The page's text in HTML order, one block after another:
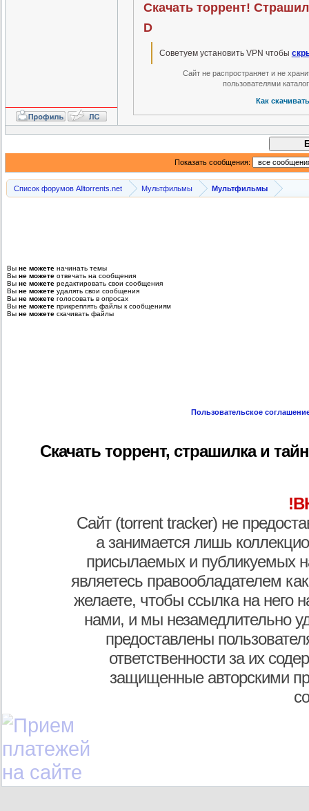
Скачать торрент!
D
Советуем установить VPN чтобы
Сайт не распространяет и не
пользователями
Как
Показать сообщения:
Список форумов Alltorrents.net Мультфильмы Мультфильмы
Вы не можете начинать темы
Вы не можете отвечать на сообщения
Вы не можете редактировать свои сообщения
Вы не можете удалять свои сообщения
Вы не можете голосовать в опросах
Вы не можете прикреплять файлы к сообщениям
Вы не можете скачивать файлы
Пользовательское
Скачать торрент, страшилка и
Сайт (torrent tracker) не
а занимается лишь
присылаемых и публикуемых
являетесь правообладателем
желаете, чтобы ссылка на него
нами, и мы незамедлительно
предоставлены
ответственности за их
защищенные авторскими